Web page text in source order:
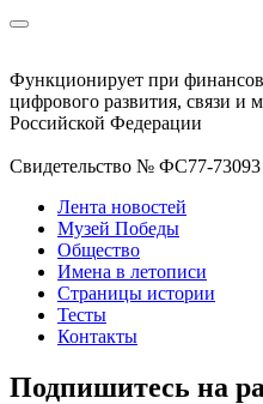
Функционирует при
цифрового развития, связи и
Российской Федерации
Свидетельство № ФС77-73093
Лента новостей
Музей Победы
Общество
Имена в летописи
Страницы истории
Тесты
Контакты
Подпишитесь на